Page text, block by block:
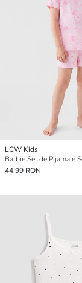
LCW Kids
44,99 RON